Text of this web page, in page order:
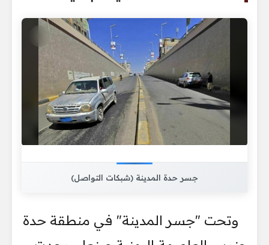
جسر حدة المدينة (شبكات التواصل)
وتحت "جسر المدينة" في منطقة حدة